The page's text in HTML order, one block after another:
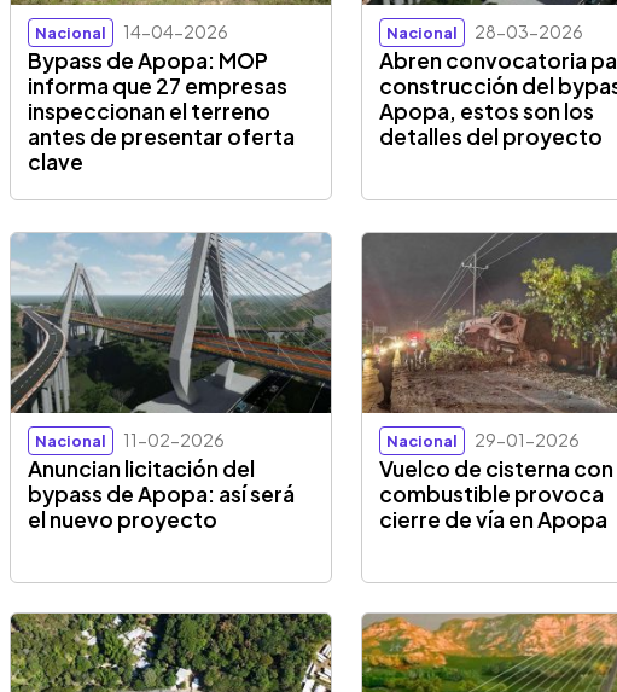
Nacional 14-04-2026
Bypass de Apopa: MOP
informa que 27 empresas
inspeccionan el terreno
antes de presentar oferta
clave
Nacional 28-03-2026
Abren convocatoria
construcción del
Apopa, estos son los
detalles del proyecto
Nacional 11-02-2026
Anuncian licitación del
bypass de Apopa: así será
el nuevo proyecto
Nacional 29-01-2026
Vuelco de cisterna con
combustible provoca
cierre de vía en Apopa